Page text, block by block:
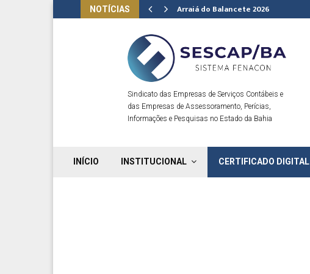
NOTÍCIAS Arraiá do Balancete 2026
Sindicato das Empresas de Serviços Contábeis e
das Empresas de Assessoramento, Perícias,
Informações e Pesquisas no Estado da Bahia
INÍCIO INSTITUCIONAL CERTIFICADO DIGITAL